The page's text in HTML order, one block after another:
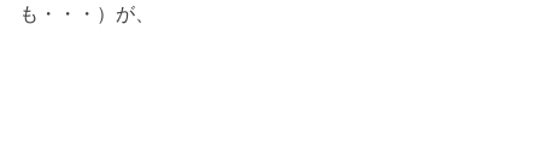
も・・・）が、